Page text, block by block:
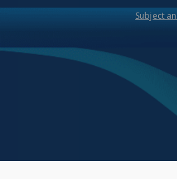
Subject